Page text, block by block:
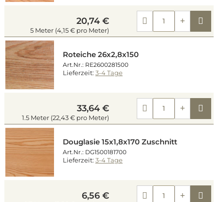
20,74 €
5 Meter (4,15 € pro Meter)
Roteiche 26x2,8x150
Art.Nr.: RE2600281500
Lieferzeit: 3-4 Tage
33,64 €
1.5 Meter (22,43 € pro Meter)
Douglasie 15x1,8x170 Zuschnitt
Art.Nr.: DG1500181700
Lieferzeit: 3-4 Tage
6,56 €